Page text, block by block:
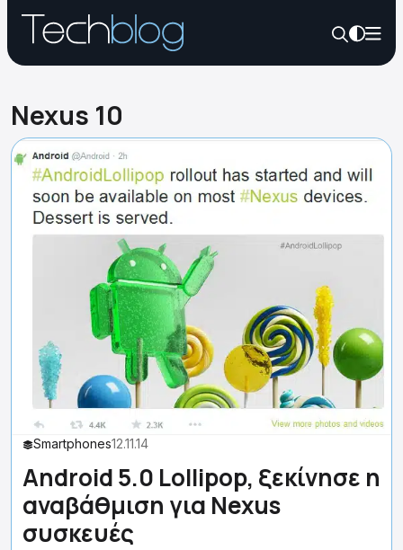
Nexus 10
Smartphones12.11.14
Android 5.0 Lollipop, ξεκίνησε η
αναβάθμιση για Nexus
συσκευές